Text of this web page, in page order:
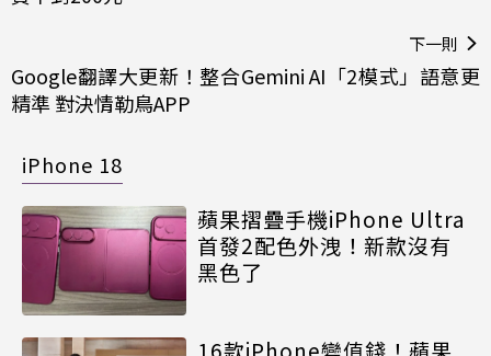
下一則
Google翻譯大更新！整合Gemini AI「2模式」語意更
精準 對決情勒鳥APP
iPhone 18
蘋果摺疊手機iPhone Ultra
首發2配色外洩！新款沒有
黑色了
16款iPhone變值錢！蘋果